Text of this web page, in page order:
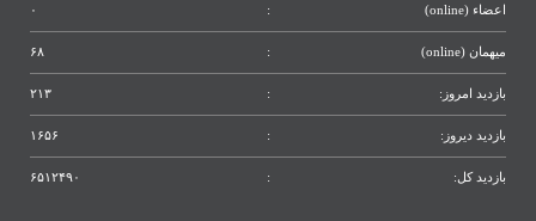
اعضاء (online) : ۰
میهمان (online) : ۶۸
بازدید امروز: : ۲۱۳
بازدید دیروز: : ۱۶۵۶
بازدید کل: : ۶۵۱۲۴۹۰